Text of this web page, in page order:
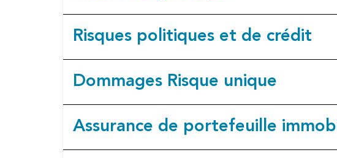
Risques politiques et de crédit
Dommages Risque unique
Assurance de portefeuille